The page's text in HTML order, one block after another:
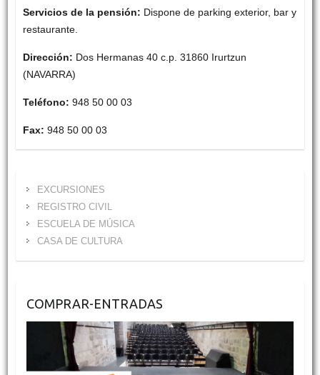
Servicios de la pensión: Dispone de parking exterior, bar y
restaurante.
Dirección: Dos Hermanas 40 c.p. 31860 Irurtzun
(NAVARRA)
Teléfono: 948 50 00 03
Fax: 948 50 00 03
EXCURSIONES
REGISTRO CIVIL
ESCUELA DE MÚSICA
CASA DE CULTURA
COMPRAR-ENTRADAS